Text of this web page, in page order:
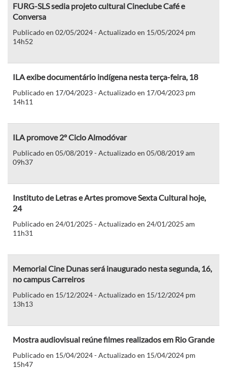
FURG-SLS sedia projeto cultural Cineclube Café e
Conversa
Publicado en 02/05/2024 - Actualizado en 15/05/2024 pm
14h52
ILA exibe documentário indígena nesta terça-feira, 18
Publicado en 17/04/2023 - Actualizado en 17/04/2023 pm
14h11
ILA promove 2º Ciclo Almodóvar
Publicado en 05/08/2019 - Actualizado en 05/08/2019 am
09h37
Instituto de Letras e Artes promove Sexta Cultural hoje,
24
Publicado en 24/01/2025 - Actualizado en 24/01/2025 am
11h31
Memorial Cine Dunas será inaugurado nesta segunda, 16,
no campus Carreiros
Publicado en 15/12/2024 - Actualizado en 15/12/2024 pm
13h13
Mostra audiovisual reúne filmes realizados em Rio Grande
Publicado en 15/04/2024 - Actualizado en 15/04/2024 pm
15h47